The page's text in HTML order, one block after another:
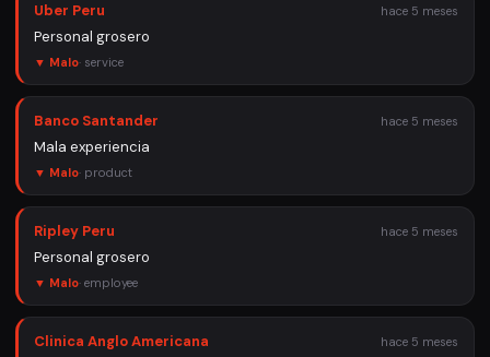
Uber Peru hace 5 meses
Personal grosero
▼ Malo· service
Banco Santander hace 5 meses
Mala experiencia
▼ Malo· product
Ripley Peru hace 5 meses
Personal grosero
▼ Malo· employee
Clinica Anglo Americana hace 5 meses